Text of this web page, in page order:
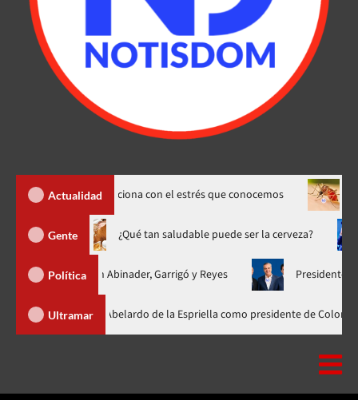
Actualidad
cómo se relaciona con el estrés que conocemos Dengue
Gente
hasta 20 de agosto ¿Qué tan saludable puede ser la
Política
con Abinader, Garrigó y Reyes Presidente Abinader,
Ultramar
participa en la investidura de Abelardo de la Espriella como